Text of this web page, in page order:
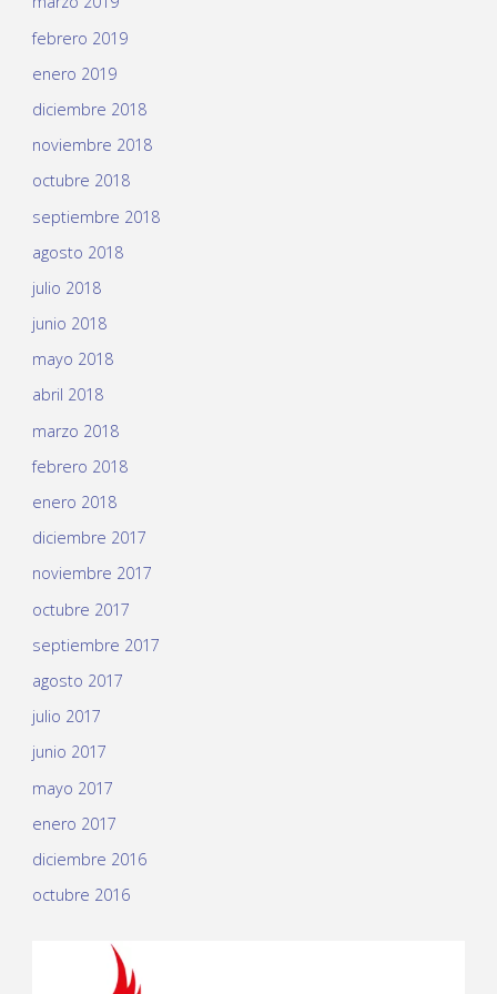
febrero 2019
enero 2019
diciembre 2018
noviembre 2018
octubre 2018
septiembre 2018
agosto 2018
julio 2018
junio 2018
mayo 2018
abril 2018
marzo 2018
febrero 2018
enero 2018
diciembre 2017
noviembre 2017
octubre 2017
septiembre 2017
agosto 2017
julio 2017
junio 2017
mayo 2017
enero 2017
diciembre 2016
octubre 2016